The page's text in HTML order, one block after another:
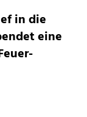
in die
eine